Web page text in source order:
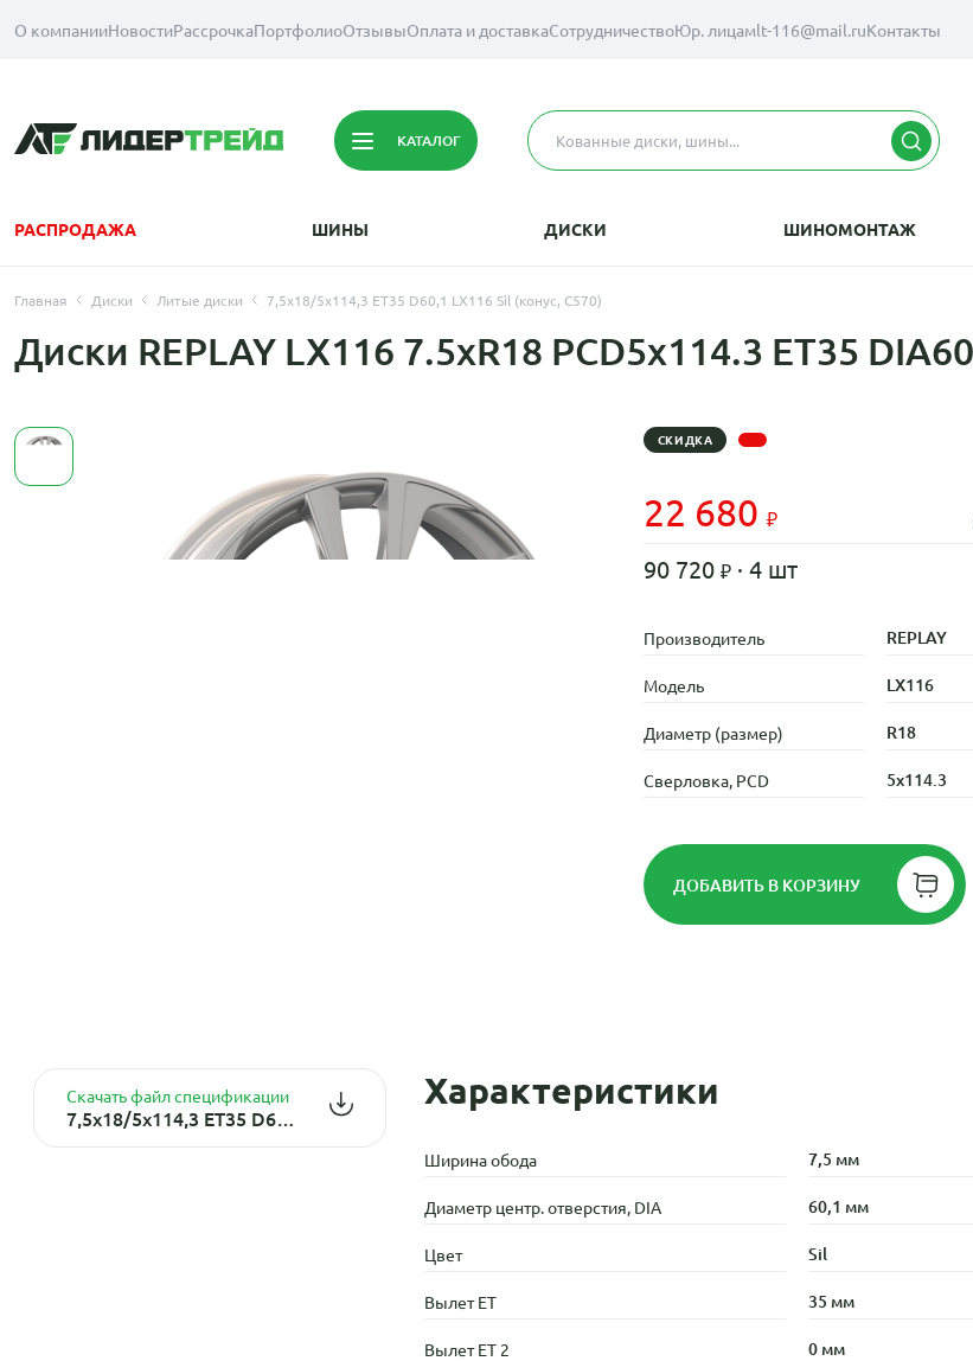
О компанииНовостиРассрочкаПортфолиоОтзывыОплата и доставкаСотрудничествоЮр. лицамlt-116@mail.ruКонтакты
КАТАЛОГ
РАСПРОДАЖА ШИНЫ ДИСКИ ШИНОМОНТАЖ
Главная Диски Литые диски 7,5x18/5x114,3 ET35 D60,1 LX116 Sil (конус, C570)
Диски REPLAY LX116 7.5xR18 PCD5x114.3 ET35
СКИДКА
22 680
90 720 · 4 шт
Производитель REPLAY
Модель LX116
Диаметр (размер) R18
Сверловка, PCD 5x114.3
ДОБАВИТЬ В КОРЗИНУ
Скачать файл спецификации
7,5x18/5x114,3 ET35 D60,1 LX116 Sil (конус, C570)
Характеристики
Ширина обода 7,5 мм
Диаметр центр. отверстия, DIA 60,1 мм
Цвет Sil
Вылет ET 35 мм
Вылет ET 2 0 мм